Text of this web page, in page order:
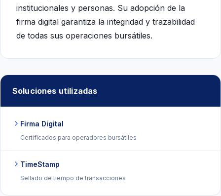
institucionales y personas. Su adopción de la
firma digital garantiza la integridad y trazabilidad
de todas sus operaciones bursátiles.
Soluciones utilizadas
Firma Digital
Certificados para operadores bursátiles
TimeStamp
Sellado de tiempo de transacciones